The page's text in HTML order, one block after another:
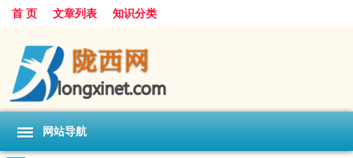
首 页 文章列表 知识分类
网站导航